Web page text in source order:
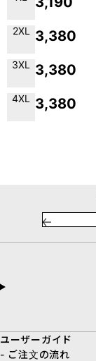
2XL 3,380
3XL 3,380
4XL 3,380
ユーザーガイド
- ご注文の流れ